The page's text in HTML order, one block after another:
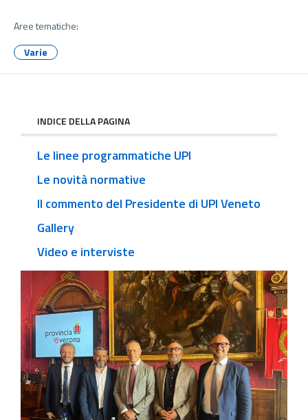
Aree tematiche:
Varie
INDICE DELLA PAGINA
Le linee programmatiche UPI
Le novità normative
Il commento del Presidente di UPI Veneto
Gallery
Video e interviste